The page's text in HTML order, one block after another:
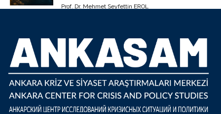
Prof. Dr. Mehmet Seyfettin EROL